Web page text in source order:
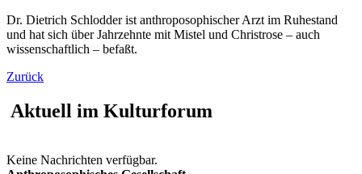
Dr. Dietrich Schlodder ist anthroposophischer Arzt im Ruhestand
und hat sich über Jahrzehnte mit Mistel und Christrose – auch
wissenschaftlich – befaßt.
Zurück
Aktuell im Kulturforum
Keine Nachrichten verfügbar.